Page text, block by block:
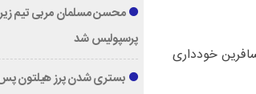
خودداری
پرسپولیس شد
بستری شدن پرز هیلتون